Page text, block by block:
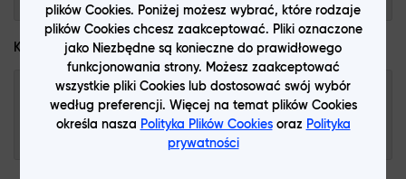
Komentarz
plików Cookies. Poniżej możesz wybrać, które rodzaje
plików Cookies chcesz zaakceptować. Pliki oznaczone
jako Niezbędne są konieczne do prawidłowego
funkcjonowania strony. Możesz zaakceptować
wszystkie pliki Cookies lub dostosować swój wybór
według preferencji. Więcej na temat plików Cookies
określa nasza Polityka Plików Cookiesoraz Polityka
prywatności